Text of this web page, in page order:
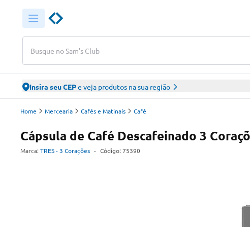
Busque no Sam's Club
Insira seu CEPe veja produtos na sua região
Home Mercearia Cafés e Matinais Café
Cápsula de Café Descafeinado 3
Marca: TRES - 3 Corações - Código: 75390